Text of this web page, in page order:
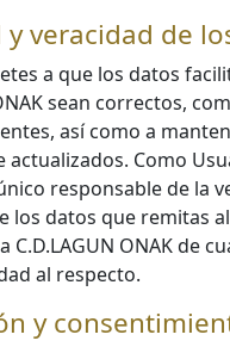
y veracidad de
a que los datos
sean correctos,
así como a
actualizados. Como
responsable de la
los datos que remitas
C.D.LAGUN ONAK de
al respecto.
y